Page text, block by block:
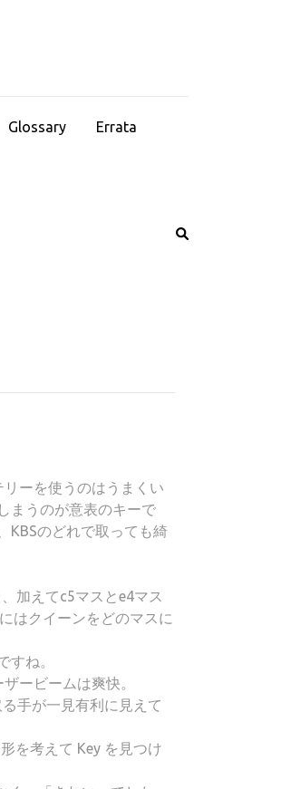
Glossary Errata
ーを使うのはうまくい
まうのが意表のキーで
KBSのどれで取っても綺
加えてc5マスとe4マス
はクイーンをどのマスに
すね。
ービームは爽快。
手が一見有利に見えて
を考えて Key を見つけ